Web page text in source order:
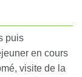
puis
en cours
visite de la